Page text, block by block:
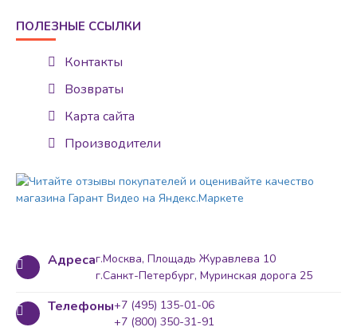
ПОЛЕЗНЫЕ ССЫЛКИ
Контакты
Возвраты
Карта сайта
Производители
Адресаг.Москва, Площадь Журавлева 10
г.Санкт-Петербург, Муринская дорога 25
Телефоны+7 (495) 135-01-06
+7 (800) 350-31-91